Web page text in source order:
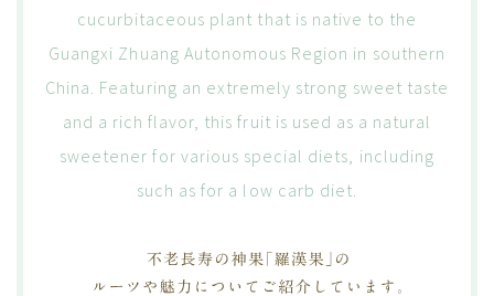
cucurbitaceous plant that is native to the
Guangxi Zhuang Autonomous Region in southern
China. Featuring an extremely strong sweet taste
and a rich flavor, this fruit is used as a natural
sweetener for various special diets, including
such as for a low carb diet.